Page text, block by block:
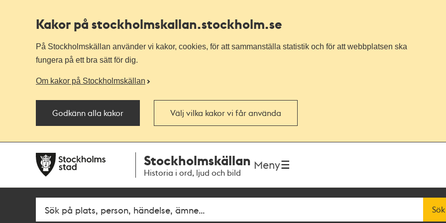
Kakor på stockholmskallan.stockholm.se
På Stockholmskällan använder vi kakor, cookies, för att sammanställa statistik och för att webbplatsen ska
fungera på ett bra sätt för dig.
Om kakor på Stockholmskällan
Godkänn alla kakor Välj vilka kakor vi får använda
navigationen
huvudinnehållet
Stockholmskällan
Historia i ord, ljud och bild
Meny
Fritextsök Sök